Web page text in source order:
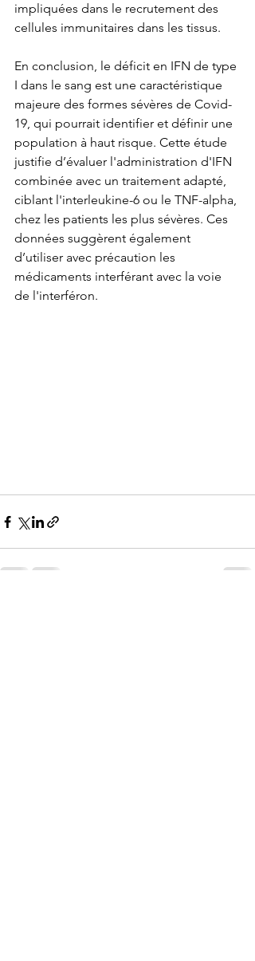
impliquées dans le recrutement des
cellules immunitaires dans les tissus.
En conclusion, le déficit en IFN de type
I dans le sang est une caractéristique
majeure des formes sévères de Covid-
19, qui pourrait identifier et définir une
population à haut risque. Cette étude
justifie d’évaluer l'administration d'IFN
combinée avec un traitement adapté,
ciblant l'interleukine-6 ou le TNF-alpha,
chez les patients les plus sévères. Ces
données suggèrent également
d’utiliser avec précaution les
médicaments interférant avec la voie
de l'interféron.